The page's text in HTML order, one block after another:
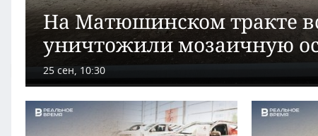
На Матюшинском тракте
уничтожили мозаичную
25 сен, 10:30